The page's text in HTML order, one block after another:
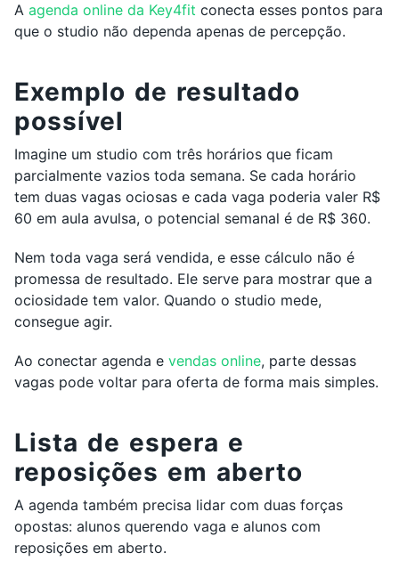
A agenda online da Key4fit conecta esses pontos para
que o studio não dependa apenas de percepção.
Exemplo de resultado
possível
Imagine um studio com três horários que ficam
parcialmente vazios toda semana. Se cada horário
tem duas vagas ociosas e cada vaga poderia valer R$
60 em aula avulsa, o potencial semanal é de R$ 360.
Nem toda vaga será vendida, e esse cálculo não é
promessa de resultado. Ele serve para mostrar que a
ociosidade tem valor. Quando o studio mede,
consegue agir.
Ao conectar agenda e vendas online, parte dessas
vagas pode voltar para oferta de forma mais simples.
Lista de espera e
reposições em aberto
A agenda também precisa lidar com duas forças
opostas: alunos querendo vaga e alunos com
reposições em aberto.